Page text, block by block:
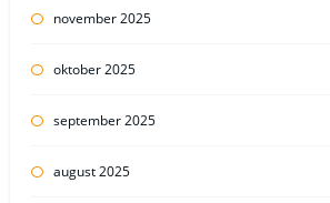
november 2025
oktober 2025
september 2025
august 2025